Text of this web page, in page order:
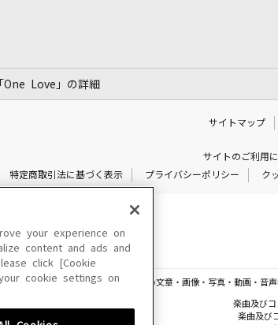
One Love」の詳細
サイトマップ
サイトのご利用
特定商取引法に基づく表示
プライバシーポリシー ク
このサイトに掲載されている一切の文章・画像・写真・動画・音
楽曲及びコ
楽曲及び
your experience on
content and ads and
click [Cookie
cookie settings on